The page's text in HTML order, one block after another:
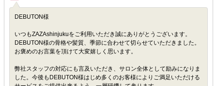
DEBUTON様
いつもZAZAshinjukuをご利用いただき誠にありがとうございます。
DEBUTON様の骨格や髪質、季節に合わせて切らせていただきました。
お褒めのお言葉を頂けて大変嬉しく思います。
弊社スタッフの対応にも言及いただき、サロン全体として励みになりま
した。今後もDEBUTON様はじめ多くのお客様によりご満足いただける